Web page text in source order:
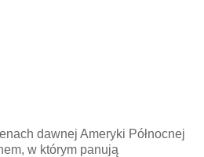
dawnej Ameryki Północnej
w którym panują